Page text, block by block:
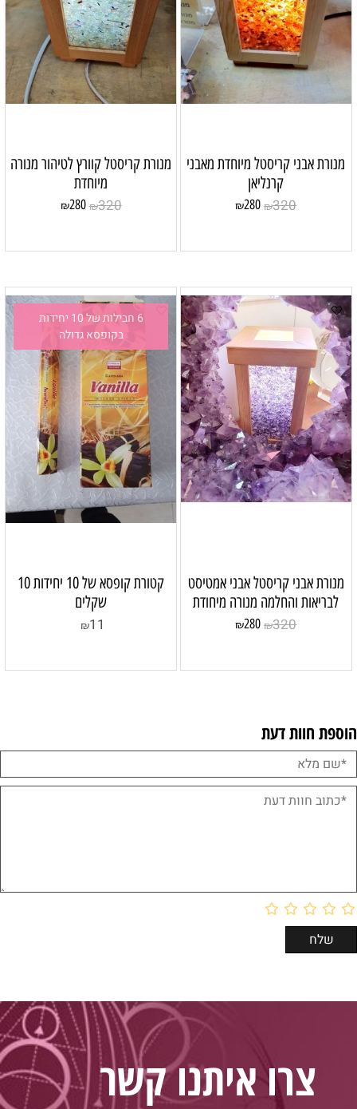
מנורת אבני קריסטל מיוחדת מאבני
קרנליאן
₪320
₪280
מנורת קריסטל קוורץ לטיהור מנורה
מיוחדת
₪320
₪280
מנורת אבני קריסטל אבני אמטיסט
לבריאות והחלמה מנורה מיחודת
₪320
₪280
6 חבילות של 10 יחידות
בקופסא גדולה
קטורת קופסא של 10 יחידות 10
שקלים
₪11
הוספת חוות דעת
צרו איתנו קשר